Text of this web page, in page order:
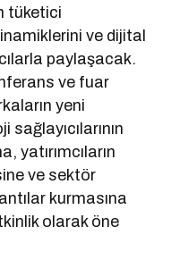
tüketici
ve dijital
paylaşacak.
ve fuar
yeni
yatırımcıların
ve sektör
kurmasına
olarak öne